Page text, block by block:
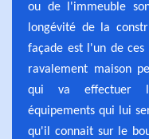
ou de l'immeuble
longévité de la
façade est l'un de ces
ravalement maison
qui va effectuer
équipements qui lui
qu'il connait sur le